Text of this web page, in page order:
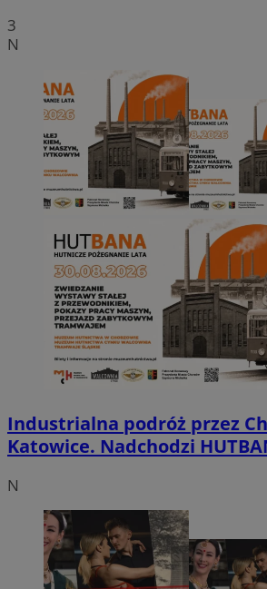
3
N
Industrialna podróż przez
Katowice. Nadchodzi
N